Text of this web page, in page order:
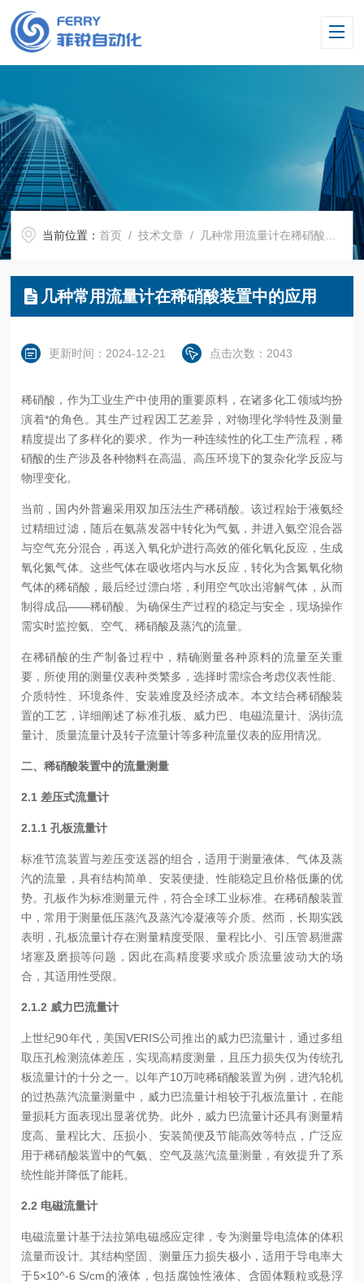
当前位置：首页 /技术文章 / 几种常用流量计在稀硝酸装置中的应用
几种常用流量计在稀硝酸装置中的应用
更新时间：2024-12-21 点击次数：2043
稀硝酸，作为工业生产中使用的重要原料，在诸多化工领域均扮
演着*的角色。其生产过程因工艺差异，对物理化学特性及测量
精度提出了多样化的要求。作为一种连续性的化工生产流程，稀
硝酸的生产涉及各种物料在高温、高压环境下的复杂化学反应与
物理变化。
当前，国内外普遍采用双加压法生产稀硝酸。该过程始于液氨经
过精细过滤，随后在氨蒸发器中转化为气氨，并进入氨空混合器
与空气充分混合，再送入氧化炉进行高效的催化氧化反应，生成
氧化氮气体。这些气体在吸收塔内与水反应，转化为含氮氧化物
气体的稀硝酸，最后经过漂白塔，利用空气吹出溶解气体，从而
制得成品——稀硝酸。为确保生产过程的稳定与安全，现场操作
需实时监控氨、空气、稀硝酸及蒸汽的流量。
在稀硝酸的生产制备过程中，精确测量各种原料的流量至关重
要，所使用的测量仪表种类繁多，选择时需综合考虑仪表性能、
介质特性、环境条件、安装难度及经济成本。本文结合稀硝酸装
置的工艺，详细阐述了标准孔板、威力巴、电磁流量计、涡街流
量计、质量流量计及转子流量计等多种流量仪表的应用情况。
二、稀硝酸装置中的流量测量
2.1 差压式流量计
2.1.1 孔板流量计
标准节流装置与差压变送器的组合，适用于测量液体、气体及蒸
汽的流量，具有结构简单、安装便捷、性能稳定且价格低廉的优
势。孔板作为标准测量元件，符合全球工业标准。在稀硝酸装置
中，常用于测量低压蒸汽及蒸汽冷凝液等介质。然而，长期实践
表明，孔板流量计存在测量精度受限、量程比小、引压管易泄露
堵塞及磨损等问题，因此在高精度要求或介质流量波动大的场
合，其适用性受限。
2.1.2 威力巴流量计
上世纪90年代，美国VERIS公司推出的威力巴流量计，通过多组
取压孔检测流体差压，实现高精度测量，且压力损失仅为传统孔
板流量计的十分之一。以年产10万吨稀硝酸装置为例，进汽轮机
的过热蒸汽流量测量中，威力巴流量计相较于孔板流量计，在能
量损耗方面表现出显著优势。此外，威力巴流量计还具有测量精
度高、量程比大、压损小、安装简便及节能高效等特点，广泛应
用于稀硝酸装置中的气氨、空气及蒸汽流量测量，有效提升了系
统性能并降低了能耗。
2.2 电磁流量计
电磁流量计基于法拉第电磁感应定律，专为测量导电流体的体积
流量而设计。其结构坚固、测量压力损失极小，适用于导电率大
于5×10^-6 S/cm的液体，包括腐蚀性液体、含固体颗粒或悬浮